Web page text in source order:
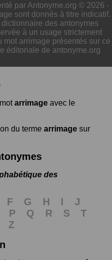
par Antonyme.org © 2026 -
sont donnés à titre indicatif.
dictionnaire des antonymes
à un usage strictement
arrimage présentés sur ce
éditoriale de antonyme.org
arrimage avec le
du terme arrimage sur
des
F G H I
J
P Q R S
T
Z